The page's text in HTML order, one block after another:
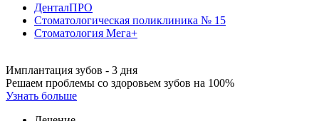
ДенталПРО
Стоматологическая поликлиника № 15
Стоматология Мега+
Имплантация зубов - 3 дня
Решаем проблемы со здоровьем зубов на 100%
Узнать больше